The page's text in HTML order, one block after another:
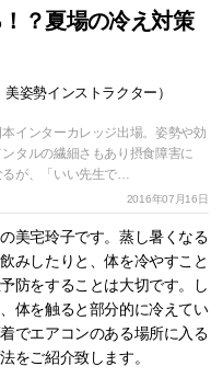
？夏場の冷え対策
美姿勢インストラクター）
インターカレッジ出場。姿勢や効
タルの繊細さもあり摂食障害に
るが、「いい先生で…
2016年07月16日
美宅玲子です。蒸し暑くなる
みしたりと、体を冷やすこと
防をすることは大切です。し
体を触ると部分的に冷えてい
でエアコンのある場所に入る
をご紹介致します。